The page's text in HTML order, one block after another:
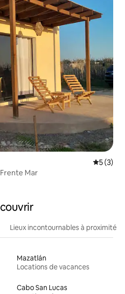
5 (3)
Mar
Lieux incontournables à proximité
Mazatlán
Locations de vacances
Cabo San Lucas